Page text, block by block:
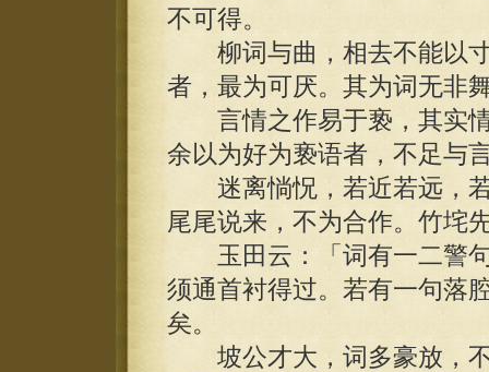
不可得。
柳词与曲，相去不能以寸
者，最为可厌。其为词无非
言情之作易于亵，其实情
余以为好为亵语者，不足与
迷离惝怳，若近若远，若
尾尾说来，不为合作。竹垞
玉田云：「词有一二警句
须通首衬得过。若有一句落
矣。
坡公才大，词多豪放，不